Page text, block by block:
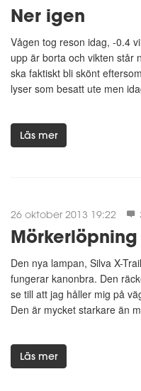
Ner igen
Vågen tog reson idag, -0.4
upp är borta och vikten står
ska faktiskt bli skönt
lyser som besatt ute men
Läs mer
26 oktober 2013 19:22
Mörkerlöpning
Den nya lampan, Silva X-
fungerar kanonbra. Den
se till att jag håller mig på
Den är mycket starkare än
Läs mer